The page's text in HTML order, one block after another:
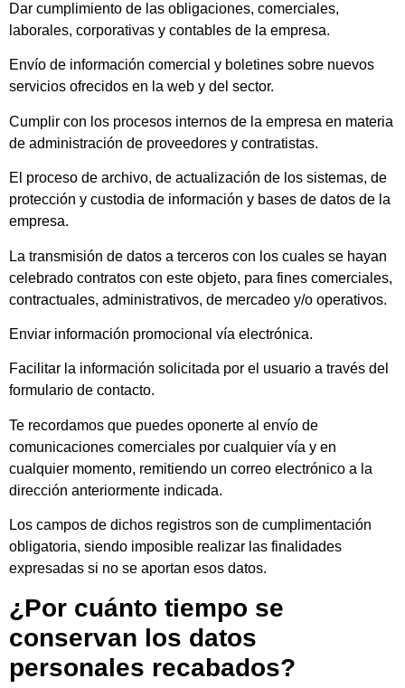
Dar cumplimiento de las obligaciones, comerciales,
laborales, corporativas y contables de la empresa.
Envío de información comercial y boletines sobre nuevos
servicios ofrecidos en la web y del sector.
Cumplir con los procesos internos de la empresa en materia
de administración de proveedores y contratistas.
El proceso de archivo, de actualización de los sistemas, de
protección y custodia de información y bases de datos de la
empresa.
La transmisión de datos a terceros con los cuales se hayan
celebrado contratos con este objeto, para fines comerciales,
contractuales, administrativos, de mercadeo y/o operativos.
Enviar información promocional vía electrónica.
Facilitar la información solicitada por el usuario a través del
formulario de contacto.
Te recordamos que puedes oponerte al envío de
comunicaciones comerciales por cualquier vía y en
cualquier momento, remitiendo un correo electrónico a la
dirección anteriormente indicada.
Los campos de dichos registros son de cumplimentación
obligatoria, siendo imposible realizar las finalidades
expresadas si no se aportan esos datos.
¿Por cuánto tiempo se
conservan los datos
personales recabados?